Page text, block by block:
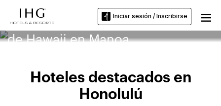
Iniciar sesión / Inscribirse
Hoteles cerca de la Universidad
de Hawaii en Manoa
Hoteles destacados en
Honolulú